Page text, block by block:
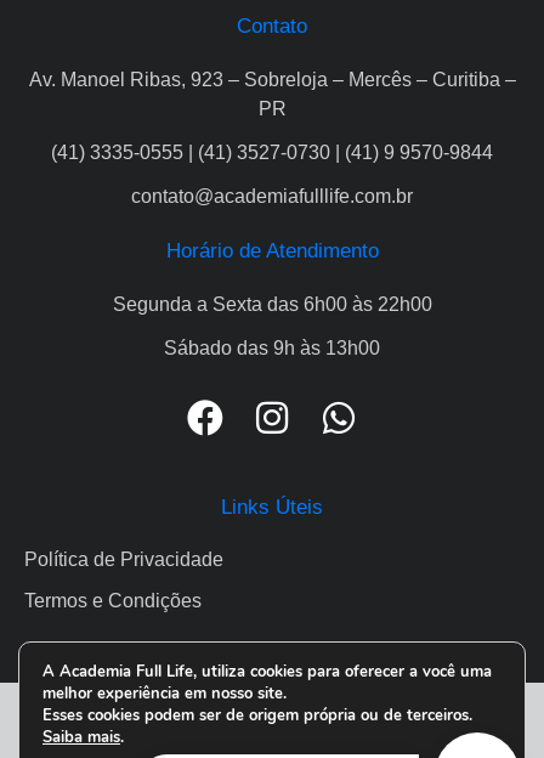
Contato
Av. Manoel Ribas, 923 – Sobreloja – Mercês – Curitiba –
PR
(41) 3335-0555 | (41) 3527-0730 | (41) 9 9570-9844
contato@academiafulllife.com.br
Horário de Atendimento
Segunda a Sexta das 6h00 às 22h00
Sábado das 9h às 13h00
Links Úteis
Política de Privacidade
Termos e Condições
FULLLIFE ® 2026. Todos os direitos reservados.
A Academia Full Life, utiliza cookies para oferecer a você uma
melhor experiência em nosso site.
Esses cookies podem ser de origem própria ou de terceiros.
Saiba mais.